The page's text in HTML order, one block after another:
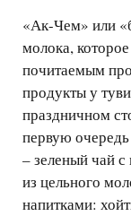
«Ак-Чем» или
молока,
почитаемым
продукты у
праздничном
первую
– зеленый чай
из цельного
напитками: